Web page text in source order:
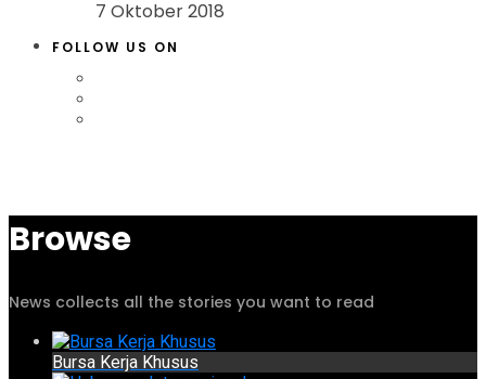
7 Oktober 2018
FOLLOW US ON
Browse
News collects all the stories you want to read
Bursa Kerja Khusus